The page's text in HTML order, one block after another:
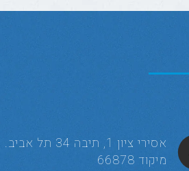
אסירי ציון 1, תיבה 34 תל אביב.
מיקוד 66878